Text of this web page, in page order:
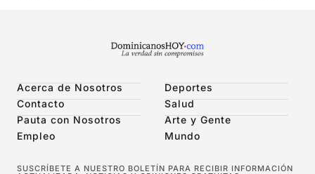
Acerca de Nosotros
Contacto
Pauta con Nosotros
Empleo
Deportes
Salud
Arte y Gente
Mundo
SUSCRÍBETE A NUESTRO BOLETÍN PARA RECIBIR INFORMACIÓN